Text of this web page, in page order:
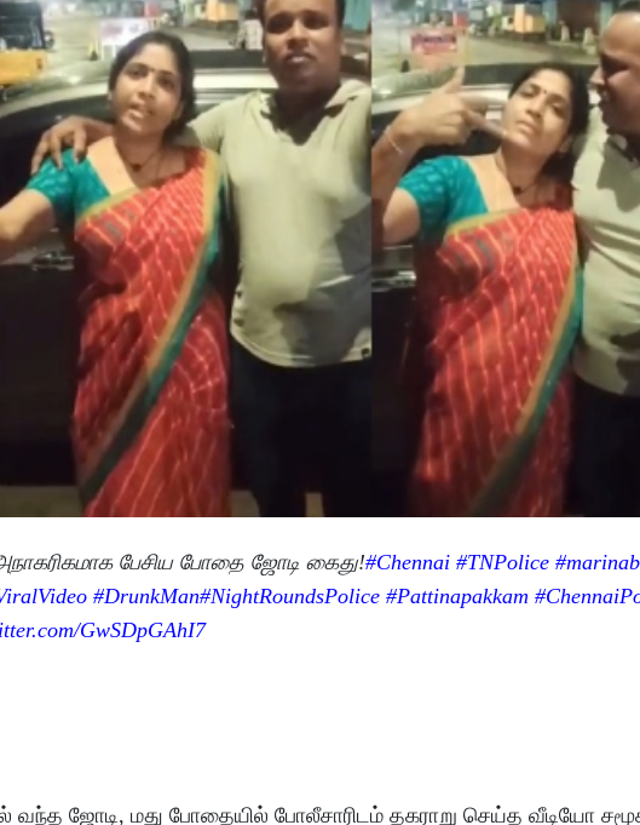
பேசிய போதை ஜோடி கைது!#Chennai #TNPolice
#DrunkMan#NightRoundsPolice #Pattinapakkam
GwSDpGAhI7
வந்த ஜோடி, மது போதையில் போலீசாரிடம் தகராறு செய்த வீடியோ